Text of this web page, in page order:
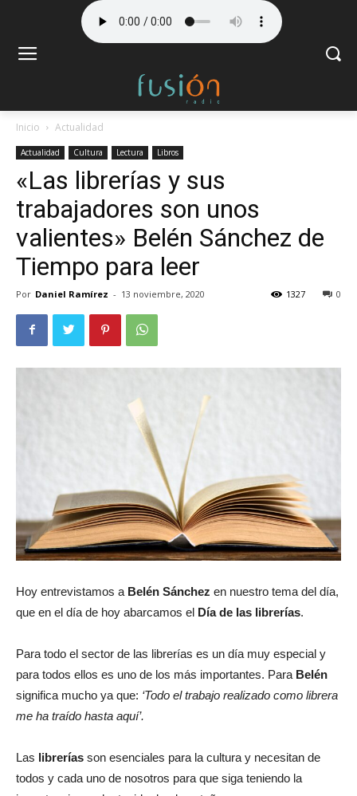
Inicio Actualidad
Actualidad Cultura Lectura Libros
«Las librerías y sus
trabajadores son unos
valientes» Belén Sánchez de
Tiempo para leer
Por Daniel Ramírez - 13 noviembre, 2020 0
1327
Hoy entrevistamos a Belén Sánchez en nuestro tema del día,
que en el día de hoy abarcamos el Día de las librerías.
Para todo el sector de las librerías es un día muy especial y
para todos ellos es uno de los más importantes. Para Belén
significa mucho ya que: ‘Todo el trabajo realizado como librera
me ha traído hasta aquí’.
Las librerías son esenciales para la cultura y necesitan de
todos y cada uno de nosotros para que siga teniendo la